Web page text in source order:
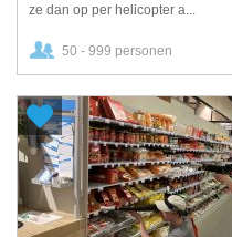
ze dan op per helicopter a...
50 - 999 personen